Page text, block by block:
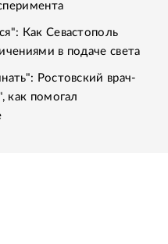
Как Севастополь
в подаче света
Ростовский врач-
как помогал